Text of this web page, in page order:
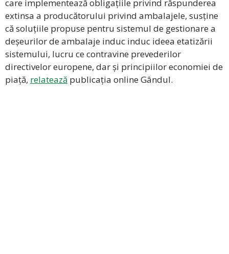
care implementează obligațiile privind răspunderea
extinsa a producătorului privind ambalajele, susține
că soluțiile propuse pentru sistemul de gestionare a
deșeurilor de ambalaje induc induc ideea etatizării
sistemului, lucru ce contravine prevederilor
directivelor europene, dar și principiilor economiei de
piață, relatează publicația online Gândul.